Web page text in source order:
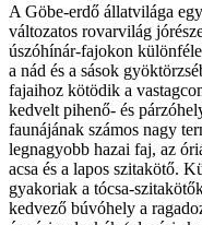
A Göbe-erdő állatvilága
változatos rovarvilág
úszóhínár-fajokon
a nád és a sások
fajaihoz kötödik a
kedvelt pihenő- és
faunájának számos nagy
legnagyobb hazai faj, az
acsa és a lapos szitakötő.
gyakoriak a tócsa-
kedvező búvóhely a